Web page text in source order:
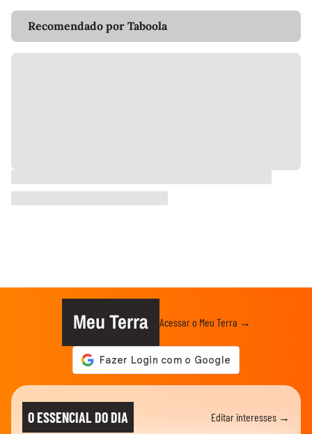
Recomendado por Taboola
Meu Terra Acessar o Meu Terra →
O ESSENCIAL DO DIA Editar interesses →